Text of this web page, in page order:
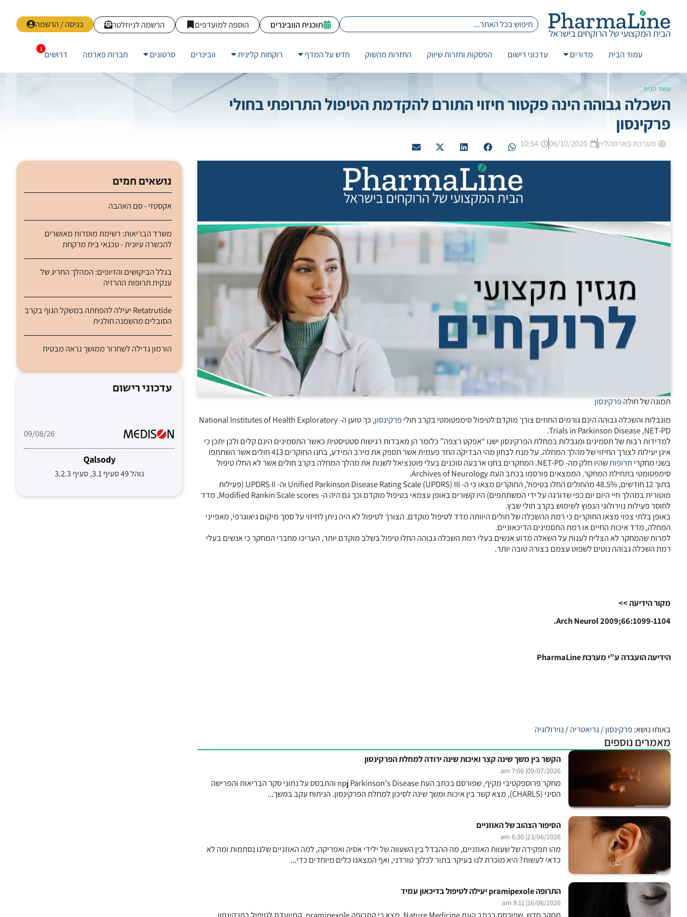
כניסה / הרשמה הרשמה לניוזלטר הוספה למועדפים תוכנית הוובינרים
עמוד הבית מדורים עדכוני רישום הפסקות וחזרות שיווק החזרות מהשוק חדש על המדף רוקחות קלינית וובינרים סרטונים חברות פארמה דרושים
עמוד הבית
השכלה גבוהה הינה פקטור חיזוי התורם להקדמת הטיפול התרופתי בחולי
פרקינסון
מערכת פארמהליין 06/10/2020
10:54
תמונה של חולה פרקינסון
מוגבלות והשכלה גבוהה הינם גורמים החוזים צורך מוקדם לטיפול סימפטומטי בקרב חולי פרקינסון
, כך טוען ה- National Institutes of Health Exploratory
Trials in Parkinson Disease ,NET-PD.
למדידות רבות של תסמינים ומגבלות במחלת הפרקינסון ישנו “אפקט רצפה” כלומר הן מאבדות רגישות סטטיסטית כאשר התסמינים הינם קלים ולכן יתכן כי
אינן יעילות לצורך החיזוי של מהלך המחלה. על מנת לבחון מהי הבדיקה החד פעמית אשר תספק את מירב המידע, בחנו החוקרים 413 חולים אשר השתתפו
בשני מחקרי תרופות
שהיו חלק מה- NET-PD. המחקרים בחנו ארבעה סוכנים בעלי פוטנציאל לשנות את מהלך המחלה בקרב חולים אשר לא החלו טיפול
סימפטומטי בתחילת המחקר. הממצאים פורסמו בכתב העת Archives of Neurology.
בתוך 12 חודשים, 48.5% מהחולים החלו בטיפול, החוקרים מצאו כי ה- Unified Parkinson Disease Rating Scale (UPDRS) III וה- UPDRS II (פעילות
מוטורית במהלך חיי היום יום כפי שדורגה על ידי המשתתפים) היו קשורים באופן עצמאי בטיפול מוקדם וכך גם היה ה- Modified Rankin Scale scores, מדד
לחוסר פעילות נוירולוגי הנפוץ לשימוש בקרב חולי שבץ.
באופן בלתי צפוי מצאו החוקרים כי רמת ההשכלה של חולים היוותה מדד לטיפול מוקדם. הצורך לטיפול לא היה ניתן לחיזוי על סמך מיקום גיאוגרפי, מאפייני
המחלה, מדד איכות החיים או רמת התסמינים הדיכאוניים.
למרות שהמחקר לא הצליח לענות על השאלה מדוע אנשים בעלי רמת השכלה גבוהה החלו טיפול בשלב מוקדם יותר, העריכו מחברי המחקר כי אנשים בעלי
רמת השכלה גבוהה נוטים לשפוט עצמם בצורה טובה יותר.
מקור הידיעה >>
Arch Neurol 2009;66:1099-1104.
הידיעה הועברה ע”י מערכת PharmaLine
באותו נושא: פרקינסון/גריאטריה/נוירולוגיה
מאמרים נוספים
הקשר בין משך שינה קצר ואיכות שינה ירודה למחלת הפרקינסון
09/07/2026
| 7:06 am
מחקר פרוספקטיבי מקיף, שפורסם בכתב העת npj Parkinson's Disease והתבסס על נתוני סקר הבריאות והפרישה
הסיני (CHARLS), מצא קשר בין איכות ומשך שינה לסיכון למחלת הפרקינסון. הניתוח עקב במשך...
הסיפור הצהוב של האוזניים
23/06/2026
| 6:30 am
מהו תפקידה של שעוות האוזניים, מה ההבדל בין השעווה של ילידי אסיה ואפריקה, למה האוזניים שלנו נסתמות ומה לא
כדאי לעשות? היא מוכרת לנו בעיקר בתור לכלוך טורדני, ואף המצאנו כלים מיוחדים כדי...
התרופה pramipexole יעילה לטיפול בדיכאון עמיד
16/06/2026
| 9:11 am
נושאים חמים
אקסטזי - סם האהבה
משרד הבריאות: רשימת מוסדות מאושרים
להכשרה עיונית - טכנאי בית מרקחת
בגלל הביקושים והזיופים: המהלך החריג של
ענקית תרופות ההרזיה
Retatrutide יעילה להפחתה במשקל הגוף בקרב
הסובלים מהשמנה חולנית
הורמון גדילה לשחרור ממושך נראה מבטיח
עדכוני רישום
09/08/26
Qalsody
נוהל 49 סעיף 3.1, סעיף 3.2.3